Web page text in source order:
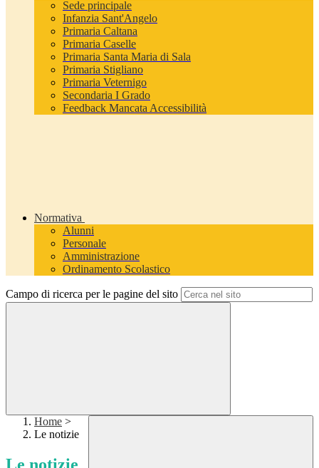
Sede principale
Infanzia Sant'Angelo
Primaria Caltana
Primaria Caselle
Primaria Santa Maria di Sala
Primaria Stigliano
Primaria Veternigo
Secondaria I Grado
Feedback Mancata Accessibilità
Normativa
Alunni
Personale
Amministrazione
Ordinamento Scolastico
Campo di ricerca per le pagine del sito
Home >
Le notizie